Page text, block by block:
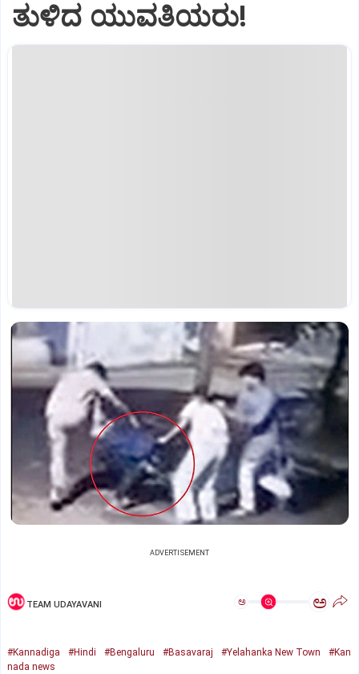
ತುಳಿದ ಯುವತಿಯರು!
ADVERTISEMENT
TEAM UDAYAVANI ಅ ಅ
#Kannadiga #Hindi #Bengaluru #Basavaraj #Yelahanka New Town
#Kan
nada news